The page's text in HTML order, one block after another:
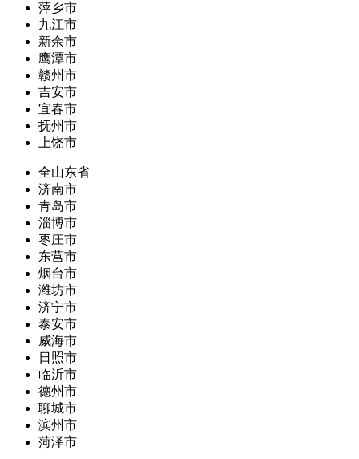
萍乡市
九江市
新余市
鹰潭市
赣州市
吉安市
宜春市
抚州市
上饶市
全山东省
济南市
青岛市
淄博市
枣庄市
东营市
烟台市
潍坊市
济宁市
泰安市
威海市
日照市
临沂市
德州市
聊城市
滨州市
菏泽市